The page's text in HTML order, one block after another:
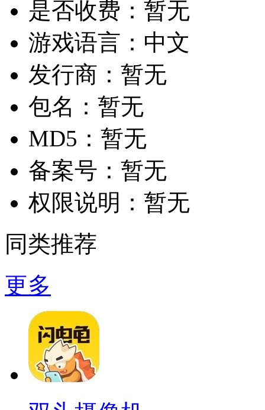
是否收费： 暂无
游戏语言： 中文
发行商： 暂无
包名： 暂无
MD5： 暂无
备案号： 暂无
权限说明： 暂无
同类推荐
更多